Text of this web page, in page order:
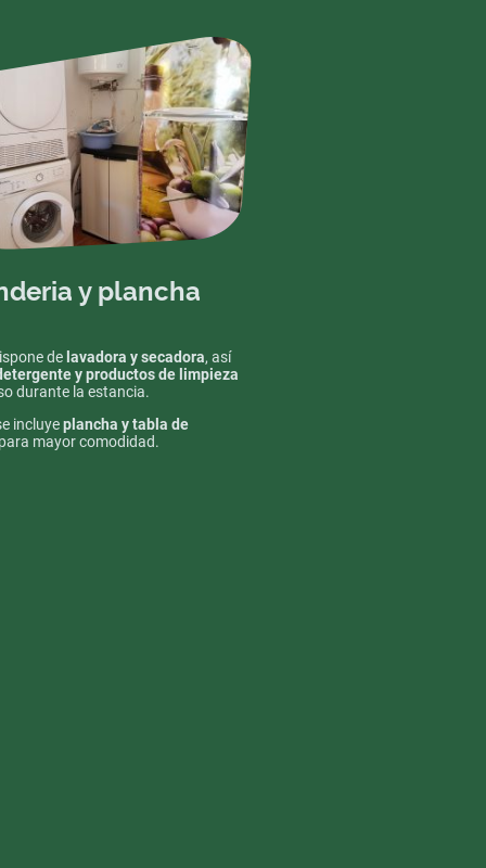
y plancha
de lavadora y secadora, así
y productos de limpieza
durante la estancia.
incluyeplancha y tabla de
mayor comodidad.